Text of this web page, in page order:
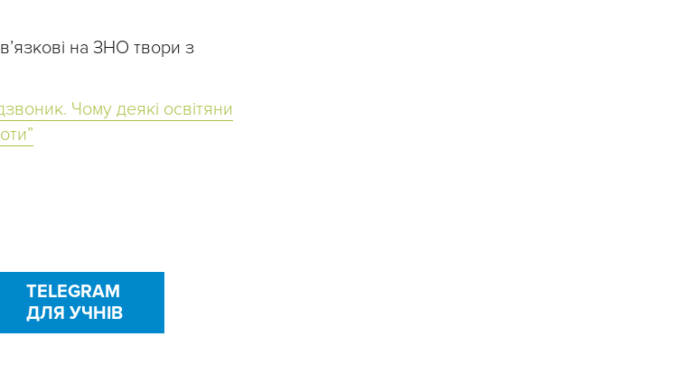
на ЗНО твори з
Чому деякі освітяни
TELEGRAM
ДЛЯ УЧНІВ